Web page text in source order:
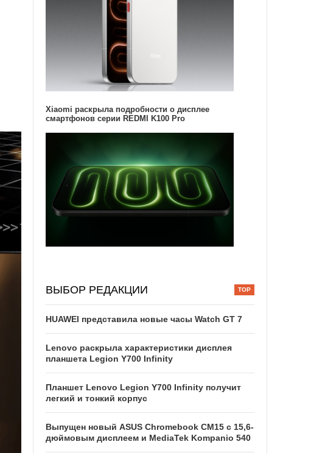
Xiaomi раскрыла подробности о дисплее
смартфонов серии REDMI K100 Pro
ВЫБОР РЕДАКЦИИ
HUAWEI представила новые часы Watch GT 7
Lenovo раскрыла характеристики дисплея
планшета Legion Y700 Infinity
Планшет Lenovo Legion Y700 Infinity получит
легкий и тонкий корпус
Выпущен новый ASUS Chromebook CM15 с 15,6-
дюймовым дисплеем и MediaTek Kompanio 540